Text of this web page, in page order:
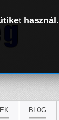
BLOG
használ.